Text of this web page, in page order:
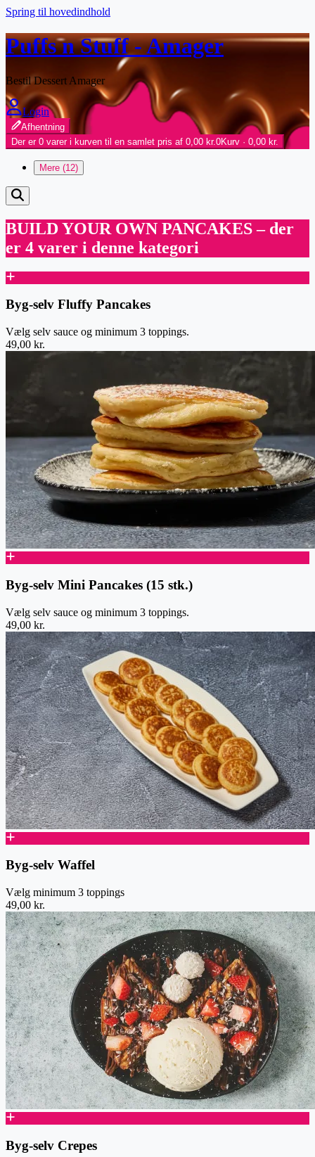
Spring til hovedindhold
Puffs n Stuff - Amager
Bestil Dessert Amager
Login
Afhentning
Der er 0 varer i kurven til en samlet pris af 0,00 kr.0Kurv · 0,00 kr.
Mere (12)
BUILD YOUR OWN PANCAKES– der
er 4 varer i denne kategori
Byg-selv Fluffy Pancakes
Vælg selv sauce og minimum 3 toppings.
49,00 kr.
Byg-selv Mini Pancakes (15 stk.)
Vælg selv sauce og minimum 3 toppings.
49,00 kr.
Byg-selv Waffel
Vælg minimum 3 toppings
49,00 kr.
Byg-selv Crepes